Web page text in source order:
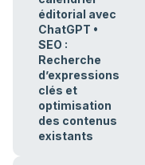
éditorial avec
ChatGPT •
SEO :
Recherche
d’expressions
clés et
optimisation
des contenus
existants